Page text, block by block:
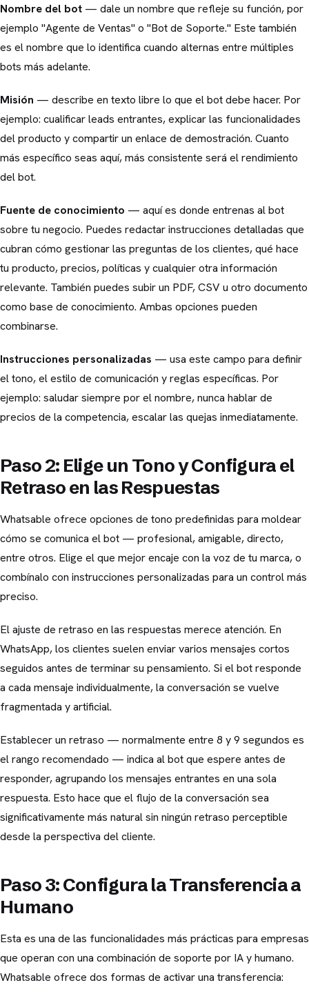
Nombre del bot — dale un nombre que refleje su función, por
ejemplo "Agente de Ventas" o "Bot de Soporte." Este también
es el nombre que lo identifica cuando alternas entre múltiples
bots más adelante.
Misión — describe en texto libre lo que el bot debe hacer. Por
ejemplo: cualificar leads entrantes, explicar las funcionalidades
del producto y compartir un enlace de demostración. Cuanto
más específico seas aquí, más consistente será el rendimiento
del bot.
Fuente de conocimiento — aquí es donde entrenas al bot
sobre tu negocio. Puedes redactar instrucciones detalladas que
cubran cómo gestionar las preguntas de los clientes, qué hace
tu producto, precios, políticas y cualquier otra información
relevante. También puedes subir un PDF, CSV u otro documento
como base de conocimiento. Ambas opciones pueden
combinarse.
Instrucciones personalizadas — usa este campo para definir
el tono, el estilo de comunicación y reglas específicas. Por
ejemplo: saludar siempre por el nombre, nunca hablar de
precios de la competencia, escalar las quejas inmediatamente.
Paso 2: Elige un Tono y Configura el
Retraso en las Respuestas
Whatsable ofrece opciones de tono predefinidas para moldear
cómo se comunica el bot — profesional, amigable, directo,
entre otros. Elige el que mejor encaje con la voz de tu marca, o
combínalo con instrucciones personalizadas para un control más
preciso.
El ajuste de retraso en las respuestas merece atención. En
WhatsApp, los clientes suelen enviar varios mensajes cortos
seguidos antes de terminar su pensamiento. Si el bot responde
a cada mensaje individualmente, la conversación se vuelve
fragmentada y artificial.
Establecer un retraso — normalmente entre 8 y 9 segundos es
el rango recomendado — indica al bot que espere antes de
responder, agrupando los mensajes entrantes en una sola
respuesta. Esto hace que el flujo de la conversación sea
significativamente más natural sin ningún retraso perceptible
desde la perspectiva del cliente.
Paso 3: Configura la Transferencia a
Humano
Esta es una de las funcionalidades más prácticas para empresas
que operan con una combinación de soporte por IA y humano.
Whatsable ofrece dos formas de activar una transferencia: